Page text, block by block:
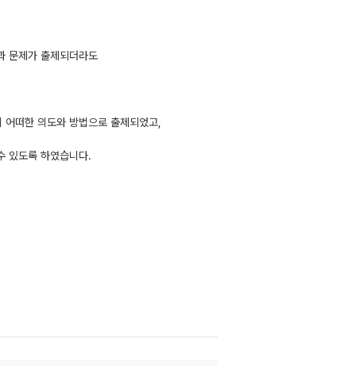
문제가 출제되더라도
떠한 의도와 방법으로 출제되었고,
있도록 하였습니다.